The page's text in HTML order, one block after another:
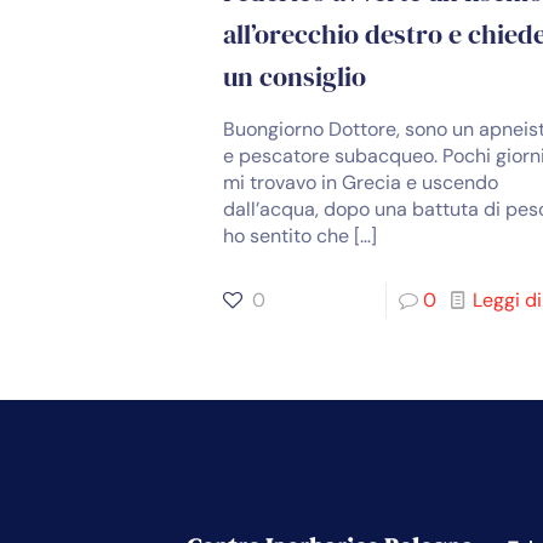
all’orecchio destro e
un consiglio
Buongiorno Dottore, sono un
e pescatore subacqueo. Pochi
mi trovavo in Grecia e uscendo
dall’acqua, dopo una battuta di
ho sentito che […]
0 0 Leggi